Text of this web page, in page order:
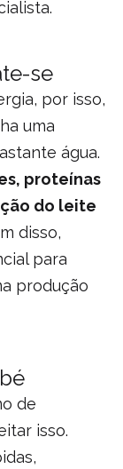
se
por isso,
uma
água.
proteínas
do leite
disso,
para
produção
é
de
isso.